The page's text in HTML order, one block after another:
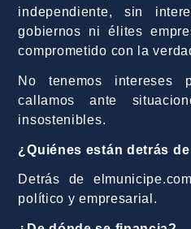
independiente, sin
gobiernos ni élites
comprometido con la
No tenemos intereses
callamos ante
insostenibles.
¿Quiénes están detrás
Detrás de
político y empresarial.